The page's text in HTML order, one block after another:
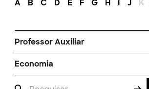
A B C D E F G H I J K
Professor Auxiliar
Economia